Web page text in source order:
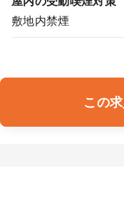
DtoDとは
お問合せ
敷地内禁煙
この